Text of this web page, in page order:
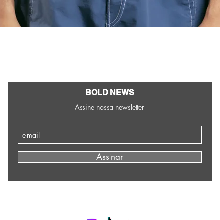
BOLD NEWS
Assine nossa newsletter
Assinar